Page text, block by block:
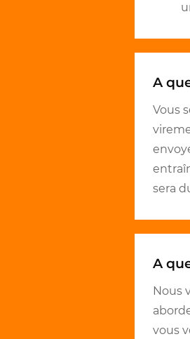
A
Vous
sera
A
Nous
vous